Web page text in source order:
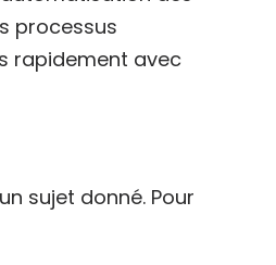
processus
rapidement avec
sujet donné. Pour